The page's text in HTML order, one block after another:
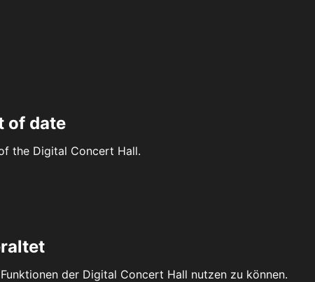
of date
the Digital Concert Hall.
der Digital Concert Hall nutzen zu können.